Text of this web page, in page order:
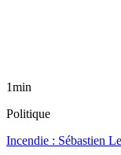
1min
Politique
Incendie : Sébastien